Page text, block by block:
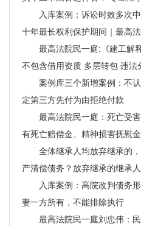
入库案例：诉讼时效多次中
十年最长权利保护期间｜最高
最高法院民一庭:《建工解
不包含借用资质 多层转包 违法
案例库三个新增案例：不
定第三方先付为由拒绝付款
最高法院民一庭：死亡受害
有死亡赔偿金、精神损害抚慰
全体继承人均放弃继承的，
产清偿债务？放弃继承的继承
入库案例：高院改判债务形
妻一方所有，不能排除执行
最高法院民一庭刘忠伟：民